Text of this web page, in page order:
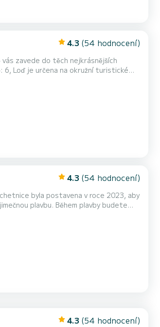
4.3 (54 hodnocení)
zavede do těch nejkrásnějších
4.3 (54 hodnocení)
byla postavena v roce 2023, aby
4.3 (54 hodnocení)